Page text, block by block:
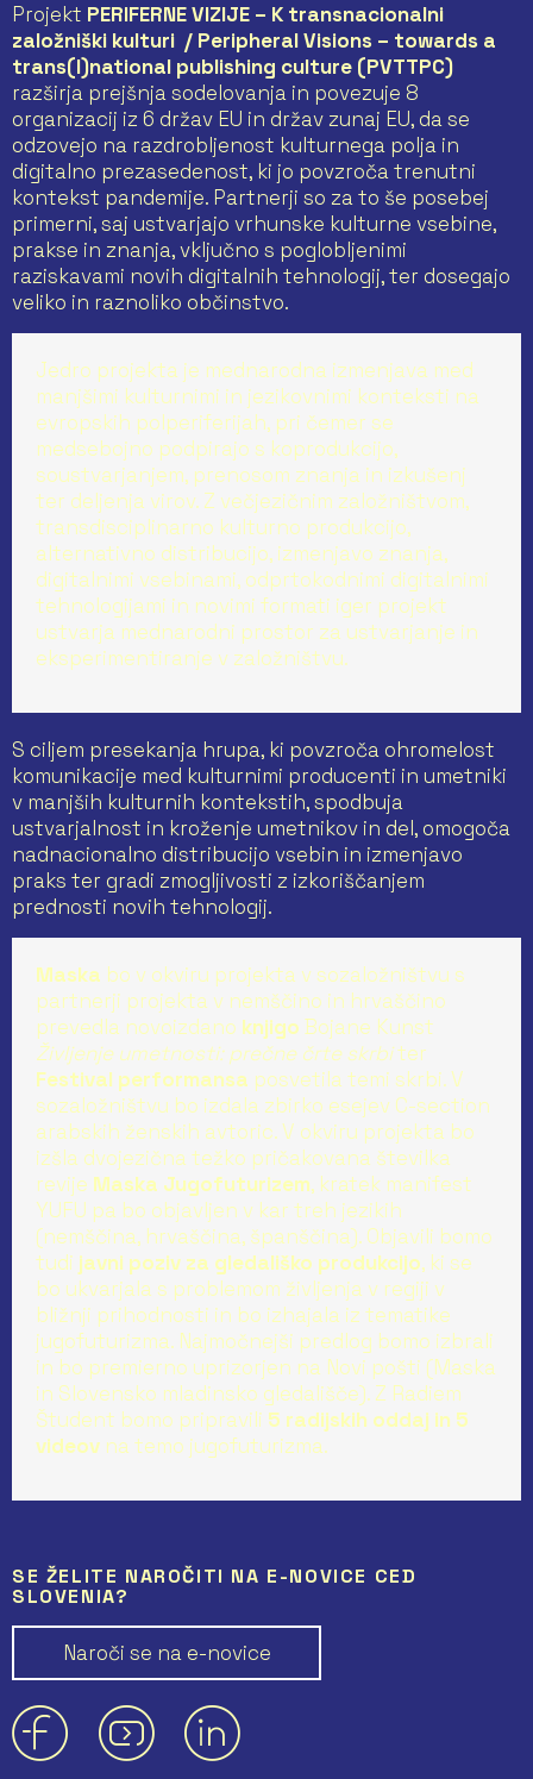
Projekt PERIFERNE VIZIJE – K transnacionalni
založniški kulturi / Peripheral Visions – towards a
trans(l)national publishing culture (PVTTPC)
razširja prejšnja sodelovanja in povezuje 8
organizacij iz 6 držav EU in držav zunaj EU, da se
odzovejo na razdrobljenost kulturnega polja in
digitalno prezasedenost, ki jo povzroča trenutni
kontekst pandemije. Partnerji so za to še posebej
primerni, saj ustvarjajo vrhunske kulturne vsebine,
prakse in znanja, vključno s poglobljenimi
raziskavami novih digitalnih tehnologij, ter dosegajo
veliko in raznoliko občinstvo.
Jedro projekta je mednarodna izmenjava med
manjšimi kulturnimi in jezikovnimi konteksti na
evropskih polperiferijah, pri čemer se
medsebojno podpirajo s koprodukcijo,
soustvarjanjem, prenosom znanja in izkušenj
ter deljenja virov. Z večjezičnim založništvom,
transdisciplinarno kulturno produkcijo,
alternativno distribucijo, izmenjavo znanja,
digitalnimi vsebinami, odprtokodnimi digitalnimi
tehnologijami in novimi formati iger projekt
ustvarja mednarodni prostor za ustvarjanje in
eksperimentiranje v založništvu.
S ciljem presekanja hrupa, ki povzroča ohromelost
komunikacije med kulturnimi producenti in umetniki
v manjših kulturnih kontekstih, spodbuja
ustvarjalnost in kroženje umetnikov in del, omogoča
nadnacionalno distribucijo vsebin in izmenjavo
praks ter gradi zmogljivosti z izkoriščanjem
prednosti novih tehnologij.
Maska bo v okviru projekta v sozaložništvu s
partnerji projekta v nemščino in hrvaščino
prevedla novoizdano knjigo Bojane Kunst
Življenje umetnosti: prečne črte skrbiter
Festival performansa posvetila temi skrbi. V
sozaložništvu bo izdala zbirko esejev C-section
arabskih ženskih avtoric. V okviru projekta bo
izšla dvojezična težko pričakovana številka
revije Maska Jugofuturizem, kratek manifest
YUFU pa bo objavljen v kar treh jezikih
(nemščina, hrvaščina, španščina). Objavili bomo
tudi javni poziv za gledališko produkcijo, ki se
bo ukvarjala s problemom življenja v regiji v
bližnji prihodnosti in bo izhajala iz tematike
jugofuturizma. Najmočnejši predlog bomo izbrali
in bo premierno uprizorjen na Novi pošti (Maska
in Slovensko mladinsko gledališče). Z Radiem
Študent bomo pripravili 5 radijskih oddaj in 5
videov na temo jugofuturizma.
SE ŽELITE NAROČITI NA E-NOVICE CED
SLOVENIA?
Naroči se na e-novice